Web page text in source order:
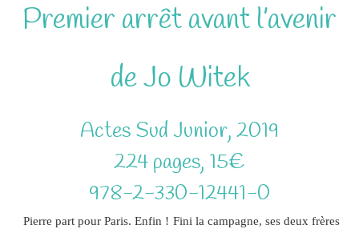
Premier arrêt avant l’avenir
de Jo Witek
Actes Sud Junior, 2019
224 pages, 15€
978-2-330-12441-0
Pierre part pour Paris. Enfin ! Fini la campagne, ses deux frères